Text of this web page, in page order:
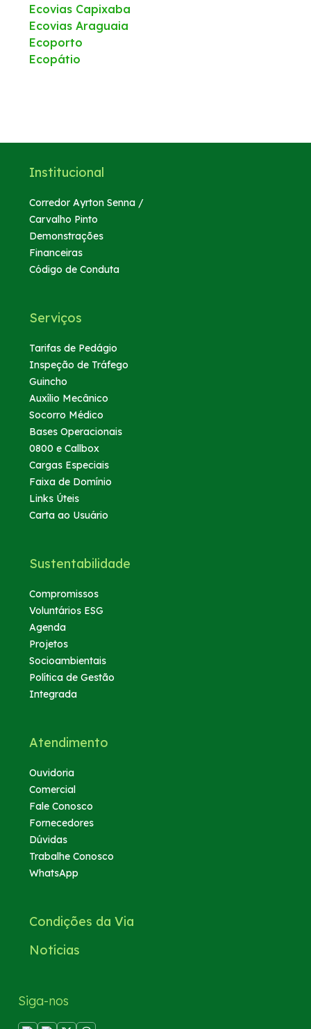
Ecovias Capixaba
Ecovias Araguaia
Ecoporto
Ecopátio
Institucional
Corredor Ayrton Senna /
Carvalho Pinto
Demonstrações
Financeiras
Código de Conduta
Serviços
Tarifas de Pedágio
Inspeção de Tráfego
Guincho
Auxílio Mecânico
Socorro Médico
Bases Operacionais
0800 e Callbox
Cargas Especiais
Faixa de Domínio
Links Úteis
Carta ao Usuário
Sustentabilidade
Compromissos
Voluntários ESG
Agenda
Projetos
Socioambientais
Política de Gestão
Integrada
Atendimento
Ouvidoria
Comercial
Fale Conosco
Fornecedores
Dúvidas
Trabalhe Conosco
WhatsApp
Condições da Via
Notícias
Siga-nos